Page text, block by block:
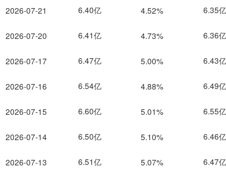
2026-07-21
2026-07-20
2026-07-17
2026-07-16
2026-07-15
2026-07-14
2026-07-13
6.40亿 4.52% 6.35亿
6.41亿 4.73% 6.36亿
6.47亿 5.00% 6.43亿
6.54亿 4.88% 6.49亿
6.60亿 5.01% 6.55亿
6.50亿 5.10% 6.46亿
6.51亿 5.07% 6.47亿